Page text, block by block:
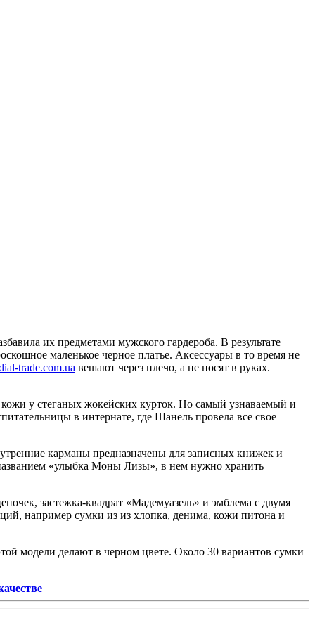
их предметами мужского гардероба. В результате
маленькое черное платье. Аксессуары в то время не
trade.com.ua вешают через плечо, а не носят в руках.
у стеганых жокейских курток. Но самый узнаваемый и
в интернате, где Шанель провела все свое
карманы предназначены для записных книжек и
«улыбка Моны Лизы», в нем нужно хранить
застежка-квад­рат «Мадемуазель» и эмблема с двумя
например сумки из из хлопка, денима, кожи питона и
модели делают в черном цвете. Около 30 вариантов сумки